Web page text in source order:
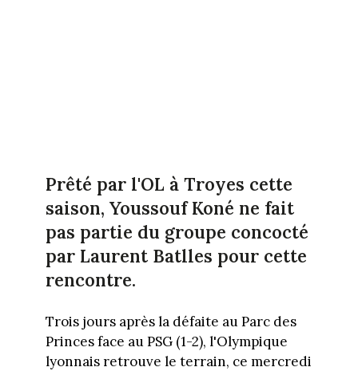
Prêté par l'OL à Troyes cette
saison, Youssouf Koné ne fait
pas partie du groupe concocté
par Laurent Batlles pour cette
rencontre.
Trois jours après la défaite au Parc des
Princes face au PSG (1-2), l'Olympique
lyonnais retrouve le terrain, ce mercredi